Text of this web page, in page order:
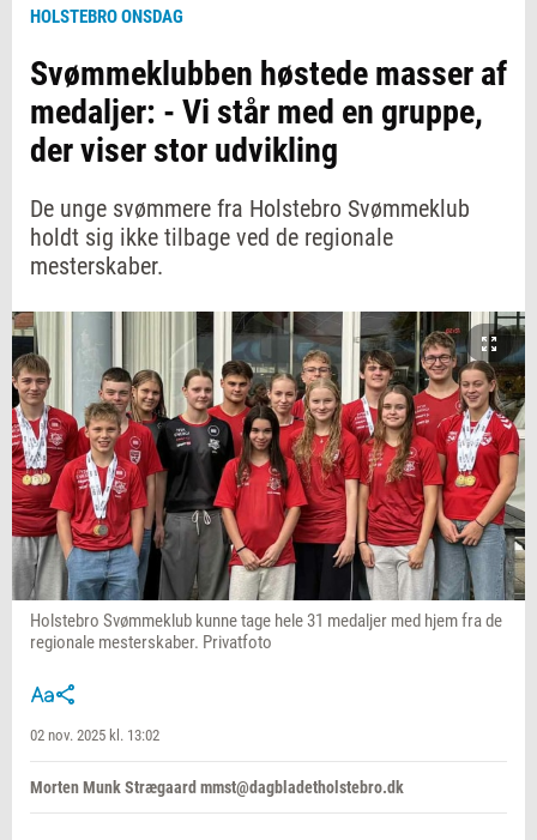
HOLSTEBRO ONSDAG
Svømmeklubben høstede masser af
medaljer: - Vi står med en gruppe,
der viser stor udvikling
De unge svømmere fra Holstebro Svømmeklub
holdt sig ikke tilbage ved de regionale
mesterskaber.
Holstebro Svømmeklub kunne tage hele 31 medaljer med hjem fra de
regionale mesterskaber. Privatfoto
02 nov. 2025 kl. 13:02
Morten Munk Strægaard mmst@dagbladetholstebro.dk